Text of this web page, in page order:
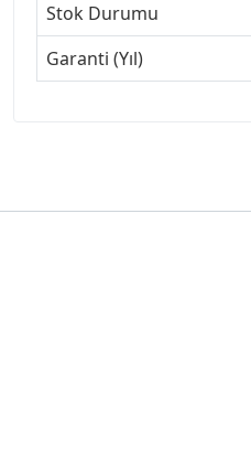
Stok Durumu
Garanti (Yıl)